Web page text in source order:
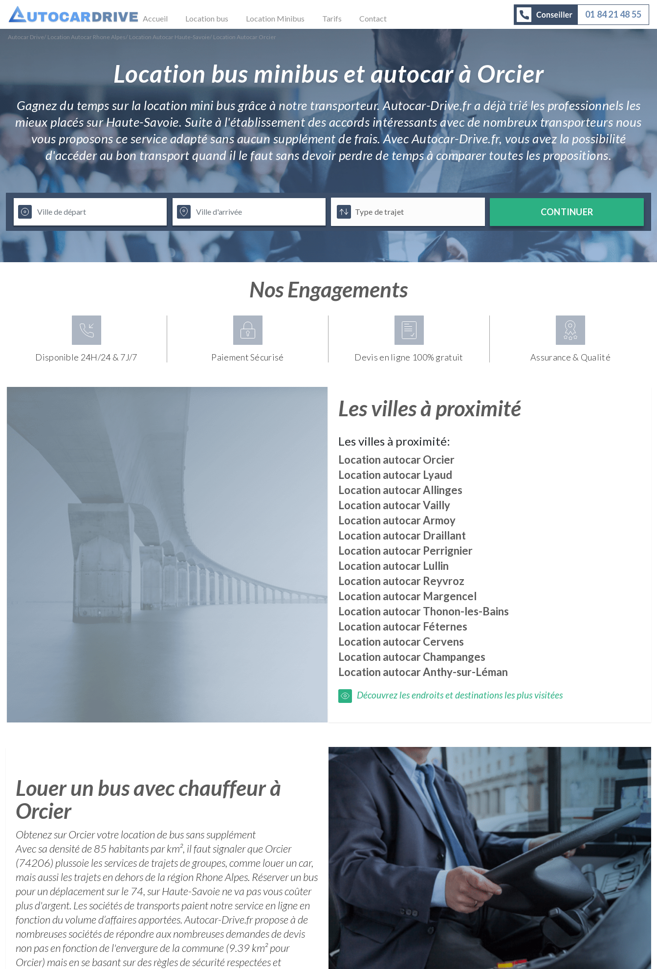
Accueil Location bus Location Minibus Tarifs Contact 01 84 21 48 55
Autocar Drive/ Location Autocar Rhone Alpes/ Location Autocar Haute-Savoie/ Location Autocar Orcier
Location bus minibus et autocar à Orcier
Gagnez du temps sur la location mini bus grâce à notre transporteur. Autocar-Drive.fr a déjà trié les professionnels les
mieux placés sur Haute-Savoie. Suite à l'établissement des accords intéressants avec de nombreux transporteurs nous
vous proposons ce service adapté sans aucun supplément de frais. Avec Autocar-Drive.fr, vous avez la possibilité
d'accéder au bon transport quand il le faut sans devoir perdre de temps à comparer toutes les propositions.
CONTINUER
Nos Engagements
Disponible 24H/24 & 7J/7 Paiement Sécurisé Devis en ligne 100% gratuit Assurance & Qualité
Les villes à proximité
Les villes à proximité:
Location autocarOrcier
Location autocar Lyaud
Location autocarAllinges
Location autocarVailly
Location autocarArmoy
Location autocar Draillant
Location autocar Perrignier
Location autocar Lullin
Location autocar Reyvroz
Location autocar Margencel
Location autocarThonon-les-Bains
Location autocar Féternes
Location autocarCervens
Location autocarChampanges
Location autocarAnthy-sur-Léman
Découvrez les endroits et destinations les plus visitées
Louer un bus avec chauffeur à
Orcier
Obtenez sur Orcier votre location de bus sans supplément
Avec sa densité de 85 habitants par km², il faut signaler que Orcier
(74206) plussoie les services de trajets de groupes, comme louer un car,
mais aussi les trajets en dehors de la région Rhone Alpes. Réserver un bus
pour un déplacement sur le 74, sur Haute-Savoie ne va pas vous coûter
plus d'argent. Les sociétés de transports paient notre service en ligne en
fonction du volume d’affaires apportées. Autocar-Drive.fr propose à de
nombreuses sociétés de répondre aux nombreuses demandes de devis
non pas en fonction de l'envergure de la commune (9.39 km² pour
Orcier) mais en se basant sur des règles de sécurité respectées et